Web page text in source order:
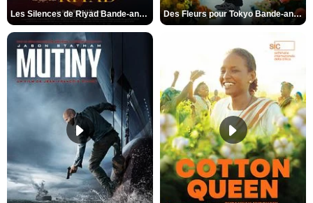
Les Silences de Riyad Bande-annonce VO STFR Des Fleurs pour Tokyo Bande-annonce VO STFR